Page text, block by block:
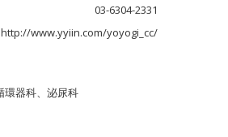
03-6304-2331
http://www.yyiin.com/yoyogi_cc/
環器科、泌尿科